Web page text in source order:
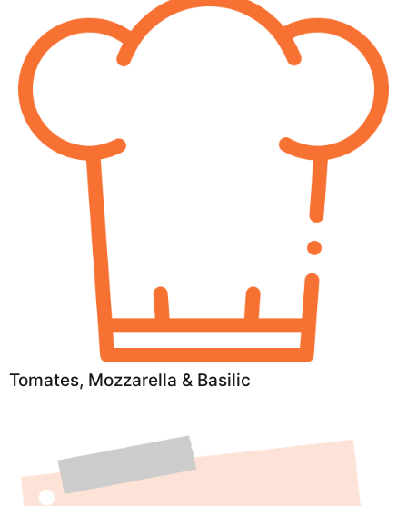
Tomates, Mozzarella & Basilic